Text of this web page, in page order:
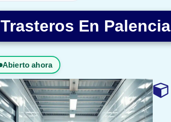
Trasteros En Palencia
Abierto ahora